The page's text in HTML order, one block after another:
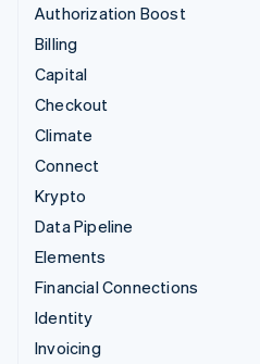
Authorization Boost
Billing
Capital
Checkout
Climate
Connect
Krypto
Data Pipeline
Elements
Financial Connections
Identity
Invoicing